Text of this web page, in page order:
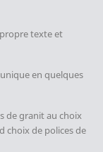
texte et
en quelques
de granit au choix
choix de polices de